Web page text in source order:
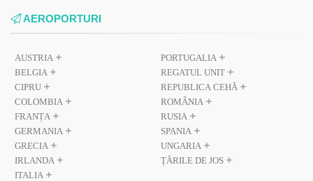
AEROPORTURI
AUSTRIA
BELGIA
CIPRU
COLOMBIA
FRANȚA
GERMANIA
GRECIA
IRLANDA
ITALIA
PORTUGALIA
REGATUL UNIT
REPUBLICA CEHĂ
ROMÂNIA
RUSIA
SPANIA
UNGARIA
ȚĂRILE DE JOS